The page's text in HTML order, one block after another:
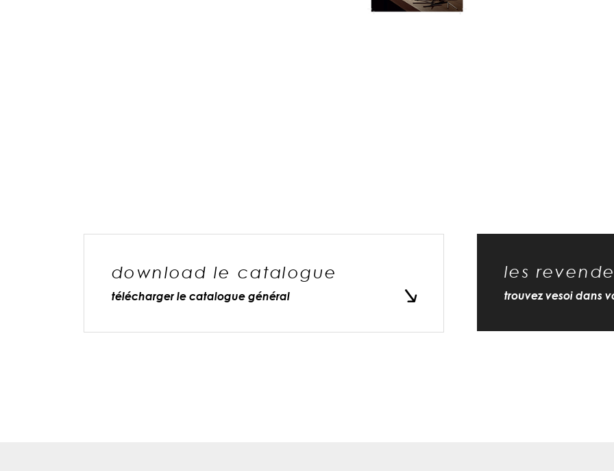
download le catalogue
télécharger le catalogue général
les
trouvez vesoi dans